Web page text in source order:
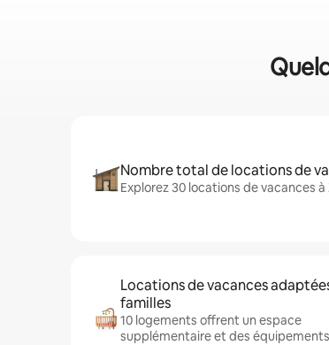
Nombre total de locations de
Explorez 30 locations de vacances
Locations de vacances
familles
10 logements offrent un espace
supplémentaire et des